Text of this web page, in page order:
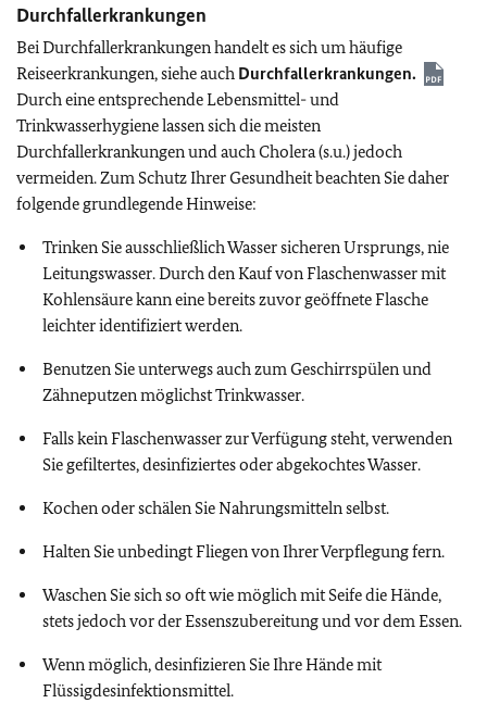
Durchfallerkrankungen
Bei Durchfallerkrankungen handelt es sich um häufige
Reiseerkrankungen, siehe auch Durchfallerkrankungen.
Durch eine entsprechende Lebensmittel- und
Trinkwasserhygiene lassen sich die meisten
Durchfallerkrankungen und auch Cholera (s.u.) jedoch
vermeiden. Zum Schutz Ihrer Gesundheit beachten Sie daher
folgende grundlegende Hinweise:
Trinken Sie ausschließlich Wasser sicheren Ursprungs, nie
Leitungswasser. Durch den Kauf von Flaschenwasser mit
Kohlensäure kann eine bereits zuvor geöffnete Flasche
leichter identifiziert werden.
Benutzen Sie unterwegs auch zum Geschirrspülen und
Zähneputzen möglichst Trinkwasser.
Falls kein Flaschenwasser zur Verfügung steht, verwenden
Sie gefiltertes, desinfiziertes oder abgekochtes Wasser.
Kochen oder schälen Sie Nahrungsmitteln selbst.
Halten Sie unbedingt Fliegen von Ihrer Verpflegung fern.
Waschen Sie sich so oft wie möglich mit Seife die Hände,
stets jedoch vor der Essenszubereitung und vor dem Essen.
Wenn möglich, desinfizieren Sie Ihre Hände mit
Flüssigdesinfektionsmittel.